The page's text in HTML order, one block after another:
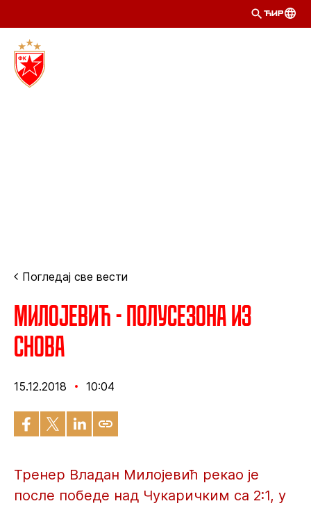
ЋИР
Погледај све вести
Милојевић - Полусезона из
снова
15.12.2018 10:04
Тренер Владан Милојевић рекао је
после победе над Чукаричким са 2:1, у